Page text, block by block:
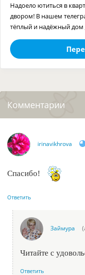
Надоело ютиться в
двором! В нашем
тёплый и надёжный дом
Комментарии
irinavikhrova
Спасибо!
Ответить
Займура
Читайте с
Ответить